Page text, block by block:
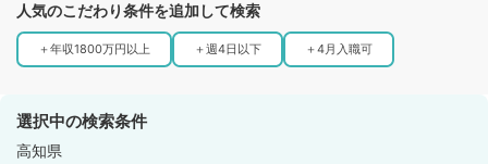
人気のこだわり条件を追加して検索
＋年収1800万円以上 ＋週4日以下 ＋4月入職可
選択中の検索条件
高知県